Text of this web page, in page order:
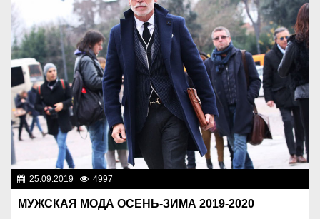
25.09.2019 4997
МУЖСКАЯ МОДА ОСЕНЬ-ЗИМА 2019-2020